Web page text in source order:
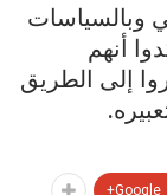
وبالسياسات
أنهم
إلى الطريق
Google+